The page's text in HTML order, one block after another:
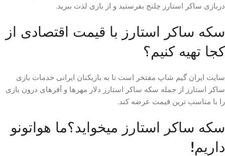
دربازی ساکر استارز چلنج بفرستید و از بازی لذت ببرید.
سکه ساکر استارز با قیمت اقتصادی از
کجا تهیه کنیم؟
سایت ایران گیم شاپ مفتخر است تا به بازیکنان ایرانی خدمات بازی
ساکر استارز از جمله سکه ساکر استارز دلار مهرها و آفرهای درون بازی
را با مناسب ترین قیمت عرضه کند.
سکه ساکر استارز میخواید؟ما هواتونو
داریم!